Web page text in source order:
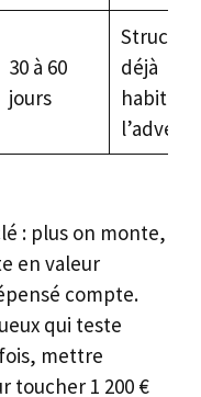
30 à 60
jours
déjà
: plus on monte,
en valeur
compte.
qui teste
mettre
toucher 1 200 €